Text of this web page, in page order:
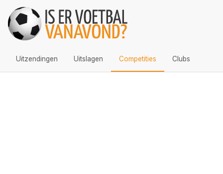
Uitzendingen Uitslagen Competities Clubs